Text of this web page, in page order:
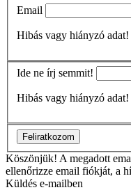
Email
Hibás vagy hiányzó adat!
Ide ne írj semmit!
Hibás vagy hiányzó adat!
Feliratkozom
Köszönjük! A megadott
ellenőrizze email fiókját, a
Küldés e-mailben